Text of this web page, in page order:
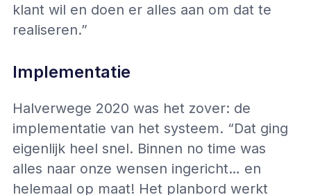
klant wil en doen er alles aan om dat te
realiseren.”
Implementatie
Halverwege 2020 was het zover: de
implementatie van het systeem. “Dat ging
eigenlijk heel snel. Binnen no time was
alles naar onze wensen ingericht… en
helemaal op maat! Het planbord werkt